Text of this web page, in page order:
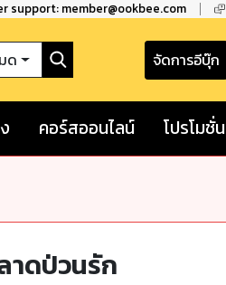
support: member@ookbee.com
ด จัดการอีบุ๊ก
คอร์สออนไลน์ โปรโมชั่น
าดป่วนรัก